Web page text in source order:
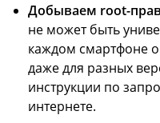
Добываем root-
не может быть
каждом смартфоне
даже для разных
инструкции по
интернете.